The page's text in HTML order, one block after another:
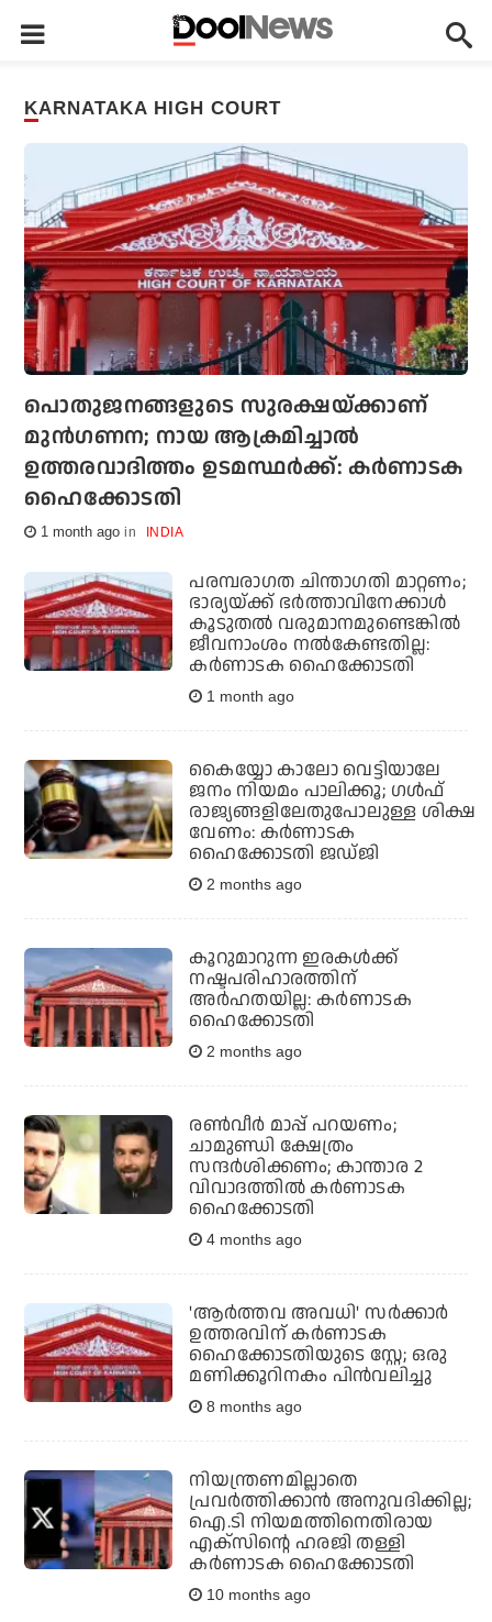
KARNATAKA HIGH COURT
പൊതുജനങ്ങളുടെ സുരക്ഷയ്ക്കാണ്
മുന്‍ഗണന; നായ ആക്രമിച്ചാല്‍
ഉത്തരവാദിത്തം ഉടമസ്ഥര്‍ക്ക്: കര്‍ണാടക
ഹൈക്കോടതി
1 month ago INDIA
പരമ്പരാഗത ചിന്താഗതി മാറ്റണം;
ഭാര്യയ്ക്ക് ഭര്‍ത്താവിനേക്കാള്‍
കൂടുതല്‍ വരുമാനമുണ്ടെങ്കില്‍
ജീവനാംശം നല്‍കേണ്ടതില്ല:
കര്‍ണാടക ഹൈക്കോടതി
1 month ago
കൈയ്യോ കാലോ വെട്ടിയാലേ
ജനം നിയമം പാലിക്കൂ; ഗള്‍ഫ്
രാജ്യങ്ങളിലേതുപോലുള്ള ശിക്ഷ
വേണം: കര്‍ണാടക
ഹൈക്കോടതി ജഡ്ജി
2 months ago
കൂറുമാറുന്ന ഇരകൾക്ക്
നഷ്ടപരിഹാരത്തിന്
അർഹതയില്ല: കർണാടക
ഹൈക്കോടതി
2 months ago
രണ്‍വീര്‍ മാപ്പ് പറയണം;
ചാമുണ്ഡി ക്ഷേത്രം
സന്ദര്‍ശിക്കണം; കാന്താര 2
വിവാദത്തില്‍ കര്‍ണാടക
ഹൈക്കോടതി
4 months ago
'ആര്‍ത്തവ അവധി' സര്‍ക്കാര്‍
ഉത്തരവിന് കര്‍ണാടക
ഹൈക്കോടതിയുടെ സ്റ്റേ; ഒരു
മണിക്കൂറിനകം പിന്‍വലിച്ചു
8 months ago
നിയന്ത്രണമില്ലാതെ
പ്രവർത്തിക്കാൻ അനുവദിക്കില്ല;
ഐ.ടി നിയമത്തിനെതിരായ
എക്സിന്റെ ഹരജി തള്ളി
കർണാടക ഹൈക്കോടതി
10 months ago